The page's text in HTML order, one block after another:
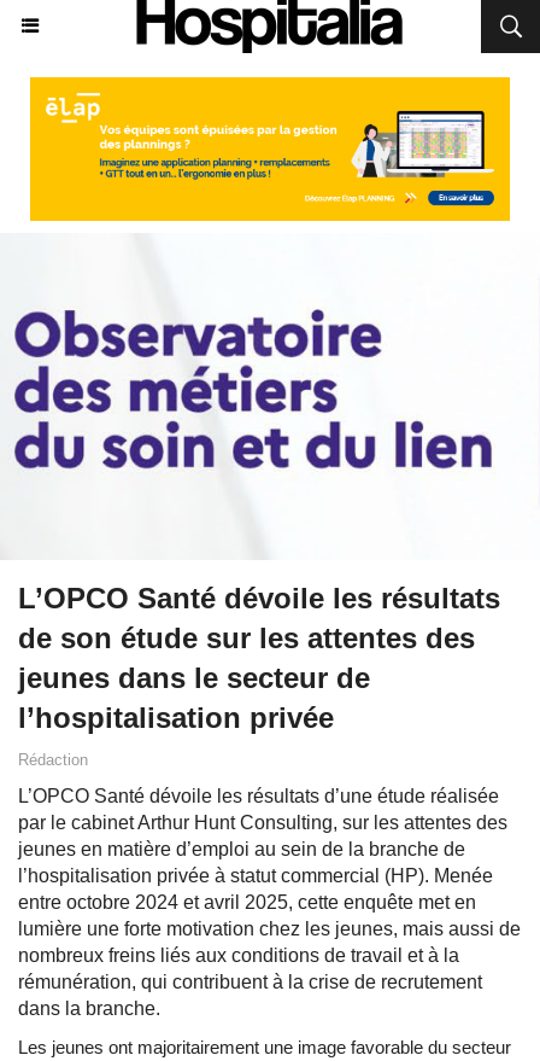
L’OPCO Santé dévoile les résultats
de son étude sur les attentes des
jeunes dans le secteur de
l’hospitalisation privée
Rédaction
L’OPCO Santé dévoile les résultats d’une étude réalisée
par le cabinet Arthur Hunt Consulting, sur les attentes des
jeunes en matière d’emploi au sein de la branche de
l’hospitalisation privée à statut commercial (HP). Menée
entre octobre 2024 et avril 2025, cette enquête met en
lumière une forte motivation chez les jeunes, mais aussi de
nombreux freins liés aux conditions de travail et à la
rémunération, qui contribuent à la crise de recrutement
dans la branche.
Les jeunes ont majoritairement une image favorable du secteur